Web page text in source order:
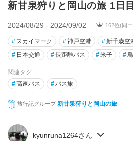
新甘泉狩りと岡山の旅 1日
2024/08/29 - 2024/09/02 162位(同
# スカイマーク #神戸空港 #新千歳空
# 日本交通 #長距離バス #米子 #
関連タグ
#高速バス #バス旅
旅行記グループ 新甘泉狩りと岡山の旅
kyunruna1264さん